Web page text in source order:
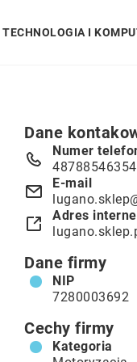
TECHNOLOGIA I
Dane
Numer
48788546354
E-mail
Adres
Dane firmy
NIP
7280003692
Cechy firmy
Kategoria